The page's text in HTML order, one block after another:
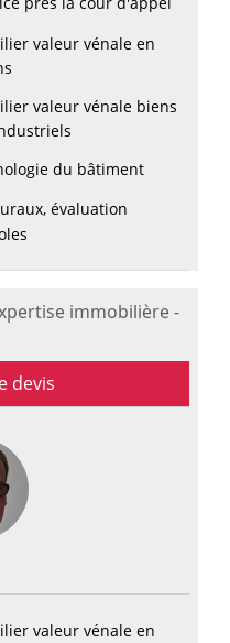
valeur vénale en
valeur vénale biens
du bâtiment
évaluation
immobilière -
devis
valeur vénale en